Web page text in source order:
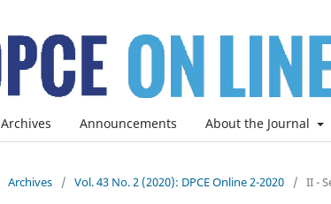
Archives Announcements About the Journal
Archives / Vol. 43 No. 2 (2020): DPCE Online 2-2020 / II -